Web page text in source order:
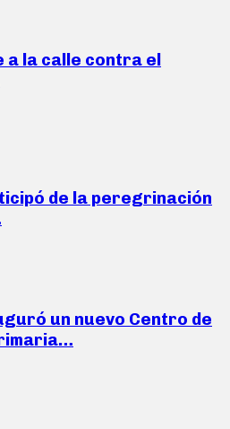
a la calle contra el
de la peregrinación
un nuevo Centro de